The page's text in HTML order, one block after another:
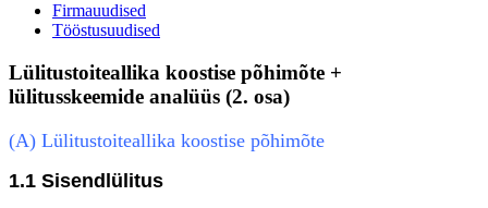
Firmauudised
Tööstusuudised
Lülitustoiteallika koostise põhimõte +
lülitusskeemide analüüs (2. osa)
(A) Lülitustoiteallika koostise põhimõte
1.1 Sisendlülitus